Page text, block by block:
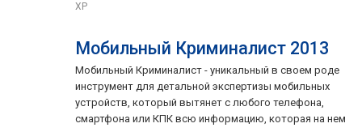
XP
Мобильный Криминалист 2013
Мобильный Криминалист - уникальный в своем роде
инструмент для детальной экспертизы мобильных
устройств, который вытянет с любого телефона,
смартфона или КПК всю информацию, которая на нем